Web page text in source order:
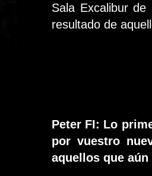
Sala Excalibur
resultado de
Peter FI: Lo
por vuestro
aquellos que